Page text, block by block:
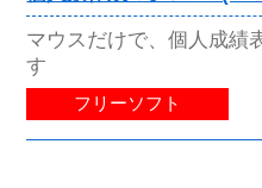
マウスだけで、個人成績
す
フリーソフト